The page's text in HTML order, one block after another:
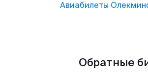
Авиабилеты
Обратные